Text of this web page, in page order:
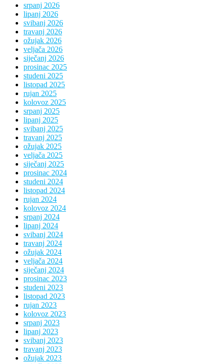
srpanj 2026
lipanj 2026
svibanj 2026
travanj 2026
ožujak 2026
veljača 2026
siječanj 2026
prosinac 2025
studeni 2025
listopad 2025
rujan 2025
kolovoz 2025
srpanj 2025
lipanj 2025
svibanj 2025
travanj 2025
ožujak 2025
veljača 2025
siječanj 2025
prosinac 2024
studeni 2024
listopad 2024
rujan 2024
kolovoz 2024
srpanj 2024
lipanj 2024
svibanj 2024
travanj 2024
ožujak 2024
veljača 2024
siječanj 2024
prosinac 2023
studeni 2023
listopad 2023
rujan 2023
kolovoz 2023
srpanj 2023
lipanj 2023
svibanj 2023
travanj 2023
ožujak 2023